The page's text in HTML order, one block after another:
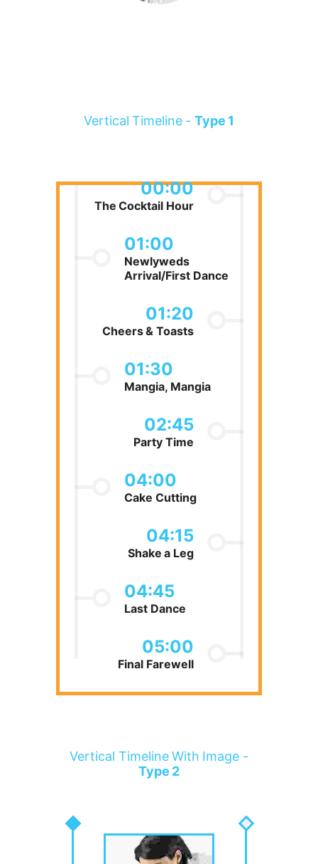
Vertical Timeline - Type 1
00:00
The Cocktail Hour
01:00
Newlyweds
Arrival/First Dance
01:20
Cheers & Toasts
01:30
Mangia, Mangia
02:45
Party Time
04:00
Cake Cutting
04:15
Shake a Leg
04:45
Last Dance
05:00
Final Farewell
Vertical Timeline With Image -
Type 2